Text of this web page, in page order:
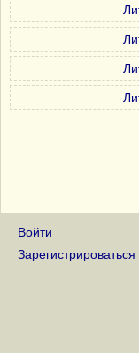
Войти
Зарегистрироваться